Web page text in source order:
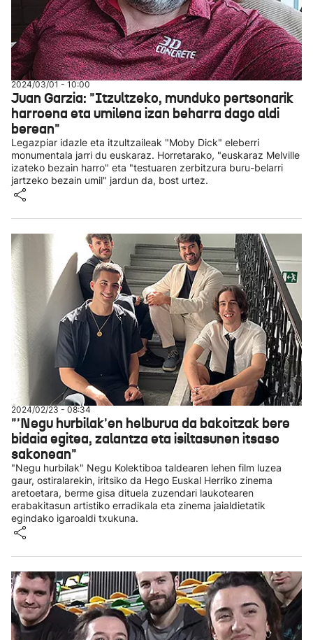
2024/03/01 - 10:00
Juan Garzia: "Itzultzeko, munduko pertsonarik
harroena eta umilena izan beharra dago aldi
berean"
Legazpiar idazle eta itzultzaileak "Moby Dick" eleberri
monumentala jarri du euskaraz. Horretarako, "euskaraz Melville
izateko bezain harro" eta "testuaren zerbitzura buru-belarri
jartzeko bezain umil" jardun da, bost urtez.
2024/02/23 - 08:34
"'Negu hurbilak'en helburua da bakoitzak bere
bidaia egitea, zalantza eta isiltasunen itsaso
sakonean"
"Negu hurbilak" Negu Kolektiboa taldearen lehen film luzea
gaur, ostiralarekin, iritsiko da Hego Euskal Herriko zinema
aretoetara, berme gisa dituela zuzendari laukotearen
erabakitasun artistiko erradikala eta zinema jaialdietatik
egindako igaroaldi txukuna.